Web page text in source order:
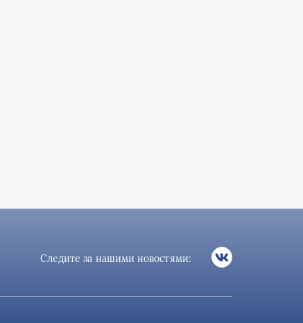
Следите за нашими новостями: